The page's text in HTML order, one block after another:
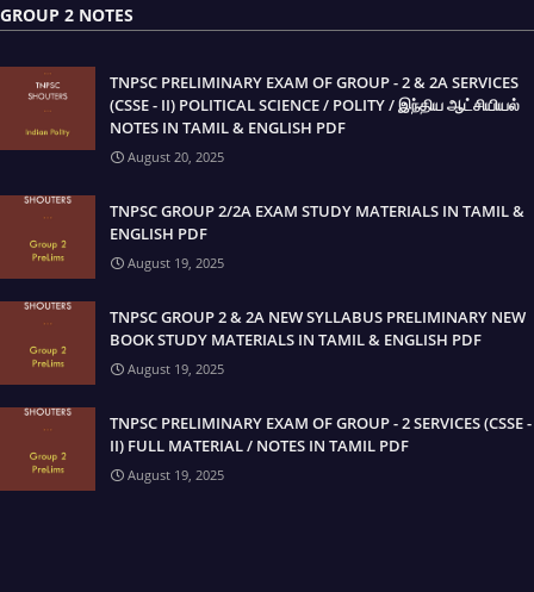
GROUP 2 NOTES
TNPSC PRELIMINARY EXAM OF GROUP - 2 & 2A SERVICES
(CSSE - II) POLITICAL SCIENCE / POLITY / இந்திய ஆட்சியியல்
NOTES IN TAMIL & ENGLISH PDF
August 20, 2025
TNPSC GROUP 2/2A EXAM STUDY MATERIALS IN TAMIL &
ENGLISH PDF
August 19, 2025
TNPSC GROUP 2 & 2A NEW SYLLABUS PRELIMINARY NEW
BOOK STUDY MATERIALS IN TAMIL & ENGLISH PDF
August 19, 2025
TNPSC PRELIMINARY EXAM OF GROUP - 2 SERVICES (CSSE -
II) FULL MATERIAL / NOTES IN TAMIL PDF
August 19, 2025